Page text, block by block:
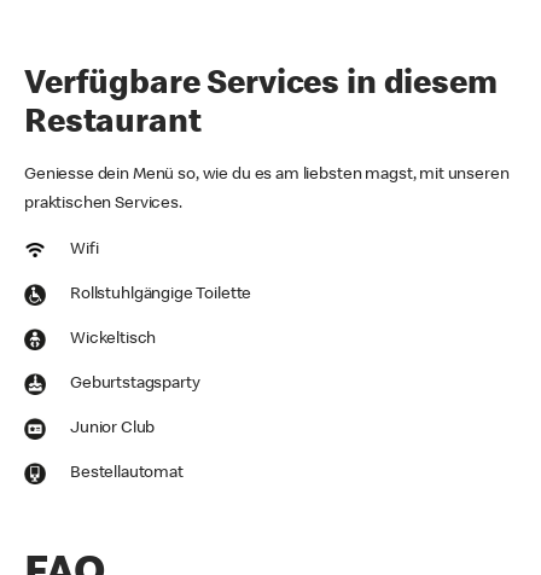
Verfügbare Services in diesem
Restaurant
Geniesse dein Menü so, wie du es am liebsten magst, mit unseren
praktischen Services.
Wifi
Rollstuhlgängige Toilette
Wickeltisch
Geburtstagsparty
Junior Club
Bestellautomat